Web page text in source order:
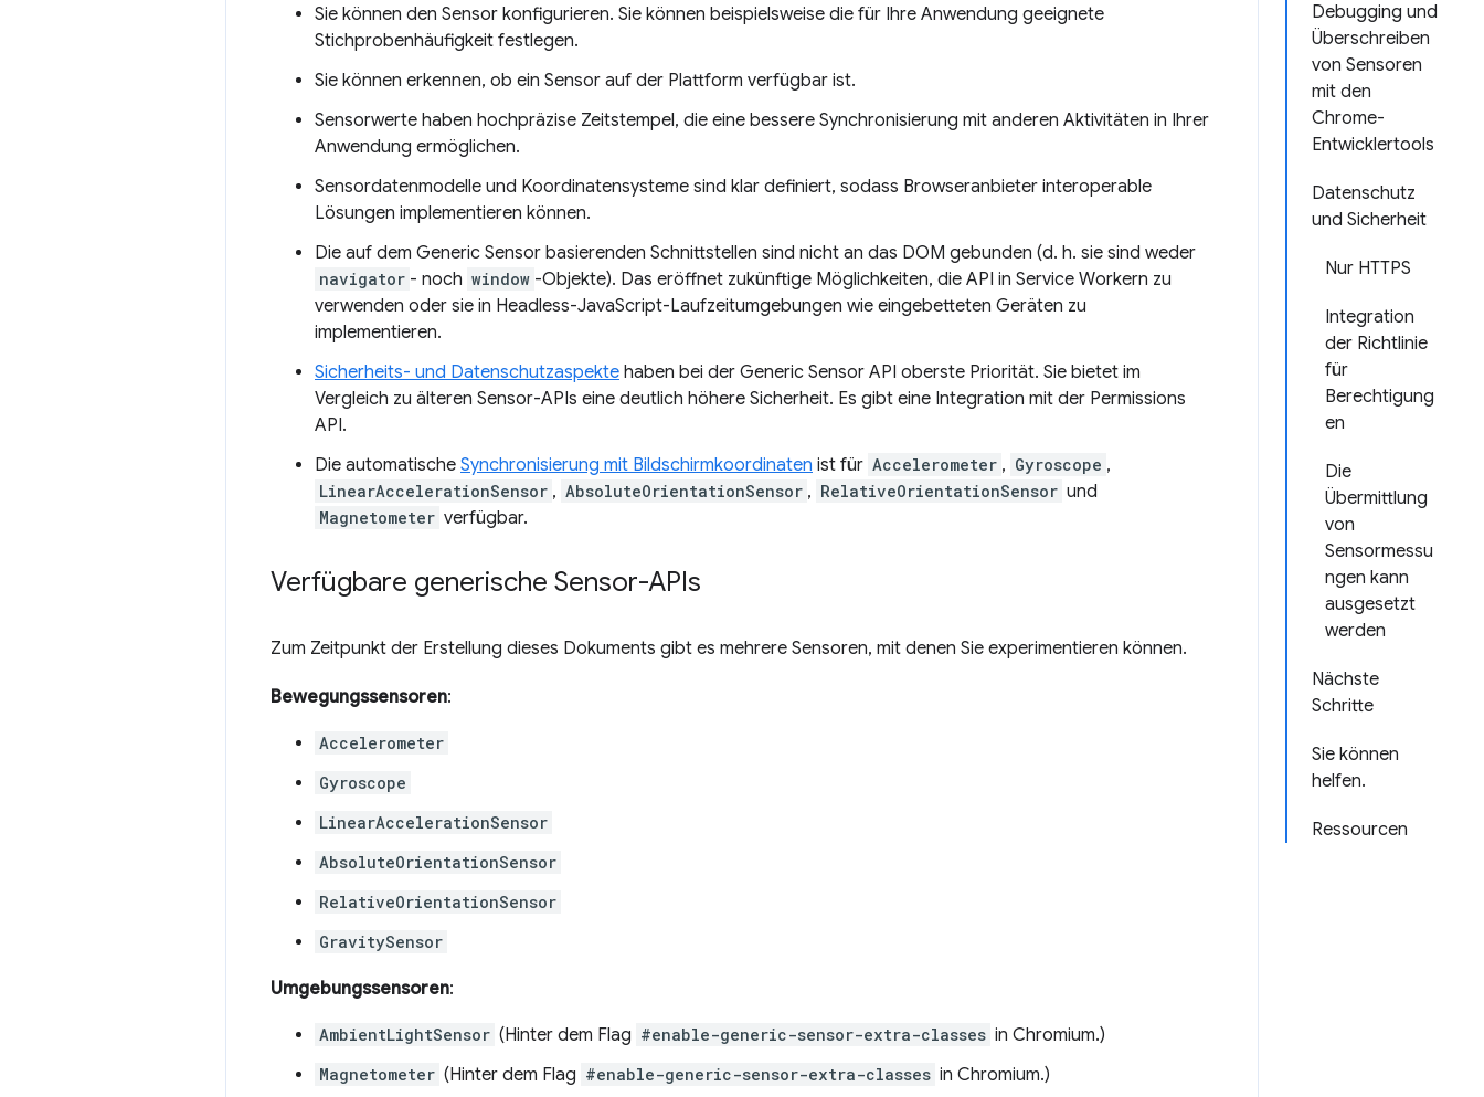
Debugging und
Überschreiben
von Sensoren
mit den
Chrome-
Entwicklertools
Datenschutz
und Sicherheit
Nur HTTPS
Integration
der Richtlinie
für
Berechtigung
en
Die
Übermittlung
von
Sensormessu
ngen kann
ausgesetzt
werden
Nächste
Schritte
Sie können
helfen.
Ressourcen
Sie können den Sensor konfigurieren. Sie können beispielsweise die für Ihre Anwendung geeignete
Stichprobenhäufigkeit festlegen.
Sie können erkennen, ob ein Sensor auf der Plattform verfügbar ist.
Sensorwerte haben hochpräzise Zeitstempel, die eine bessere Synchronisierung mit anderen Aktivitäten in Ihrer
Anwendung ermöglichen.
Sensordatenmodelle und Koordinatensysteme sind klar definiert, sodass Browseranbieter interoperable
Lösungen implementieren können.
Die auf dem Generic Sensor basierenden Schnittstellen sind nicht an das DOM gebunden (d. h. sie sind weder
navigator - noch window -Objekte). Das eröffnet zukünftige Möglichkeiten, die API in Service Workern zu
verwenden oder sie in Headless-JavaScript-Laufzeitumgebungen wie eingebetteten Geräten zu
implementieren.
Sicherheits- und Datenschutzaspekte haben bei der Generic Sensor API oberste Priorität. Sie bietet im
Vergleich zu älteren Sensor-APIs eine deutlich höhere Sicherheit. Es gibt eine Integration mit der Permissions
API.
Die automatische Synchronisierung mit Bildschirmkoordinaten ist für Accelerometer , Gyroscope ,
LinearAccelerationSensor , AbsoluteOrientationSensor , RelativeOrientationSensor und
Magnetometer verfügbar.
Verfügbare generische Sensor-APIs
Zum Zeitpunkt der Erstellung dieses Dokuments gibt es mehrere Sensoren, mit denen Sie experimentieren können.
Bewegungssensoren:
Accelerometer
Gyroscope
LinearAccelerationSensor
AbsoluteOrientationSensor
RelativeOrientationSensor
GravitySensor
Umgebungssensoren:
AmbientLightSensor (Hinter dem Flag #enable-generic-sensor-extra-classes in Chromium.)
Magnetometer (Hinter dem Flag #enable-generic-sensor-extra-classes in Chromium.)